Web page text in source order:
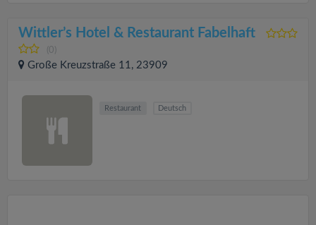
Wittler’s Hotel & Restaurant Fabelhaft
(0)
Große Kreuzstraße 11, 23909
Restaurant Deutsch